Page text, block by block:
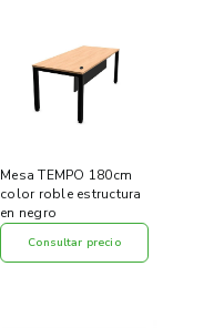
Mesa TEMPO 180cm
color roble estructura
en negro
Consultar precio